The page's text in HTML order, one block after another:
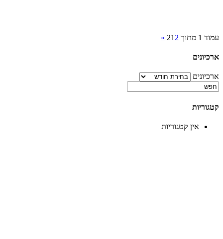
עמוד 1 מתוך 2 1 2
»
ארכיונים
ארכיונים
קטגוריות
אין קטגוריות